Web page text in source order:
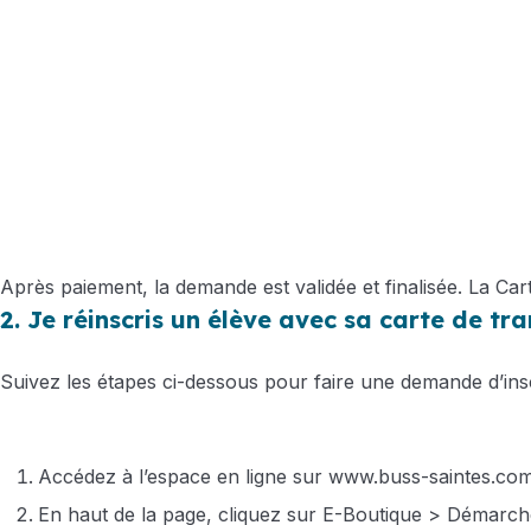
Après paiement, la demande est validée et finalisée. La
2. Je réinscris un élève avec sa carte de
Suivez les étapes ci-dessous pour faire une demande
Accédez à l’espace en ligne sur www.buss-
En haut de la page, cliquez sur E-Boutique >